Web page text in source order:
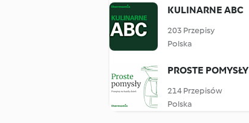
KULINARNE ABC
203 Przepisy
Polska
PROSTE POMYSŁY
214 Przepisów
Polska